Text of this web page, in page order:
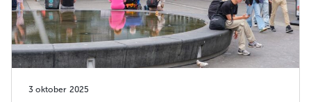
3 oktober 2025